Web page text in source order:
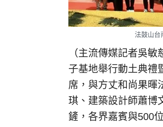
法鼓山台
（主流傳媒記者吳
子基地舉行動土典禮
席，與方丈和尚果暉
琪、建築設計師蕭博
鏟，各界嘉賓與500